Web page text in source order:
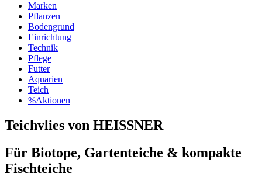
Marken
Pflanzen
Bodengrund
Einrichtung
Technik
Pflege
Futter
Aquarien
Teich
%Aktionen
Teichvlies von HEISSNER
Für Biotope, Gartenteiche & kompakte
Fischteiche